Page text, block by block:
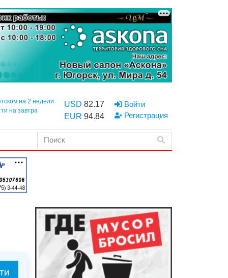
на 2 недели
на завтра
USD 82.17
EUR 94.84
Войти
Регистрация